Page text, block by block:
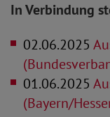
In Verbindung
02.06.2025
01.06.2025
(Bayern/